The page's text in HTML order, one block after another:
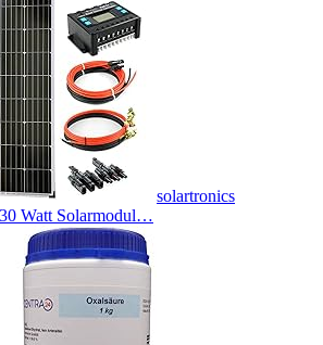
solartronics
Watt Solarmodul…